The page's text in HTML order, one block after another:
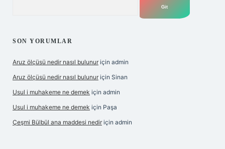
SON YORUMLAR
Aruz ölçüsü nedir nasıl bulunur için admin
Aruz ölçüsü nedir nasıl bulunur için Sinan
Usul i muhakeme ne demek için admin
Usul i muhakeme ne demek için Paşa
Çeşmi Bülbül ana maddesi nedir için admin